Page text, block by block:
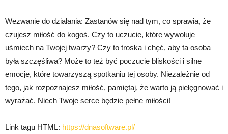
Wezwanie do działania: Zastanów się nad tym, co sprawia, że
czujesz miłość do kogoś. Czy to uczucie, które wywołuje
uśmiech na Twojej twarzy? Czy to troska i chęć, aby ta osoba
była szczęśliwa? Może to też być poczucie bliskości i silne
emocje, które towarzyszą spotkaniu tej osoby. Niezależnie od
tego, jak rozpoznajesz miłość, pamiętaj, że warto ją pielęgnować i
wyrażać. Niech Twoje serce będzie pełne miłości!
Link tagu HTML: https://dnasoftware.pl/